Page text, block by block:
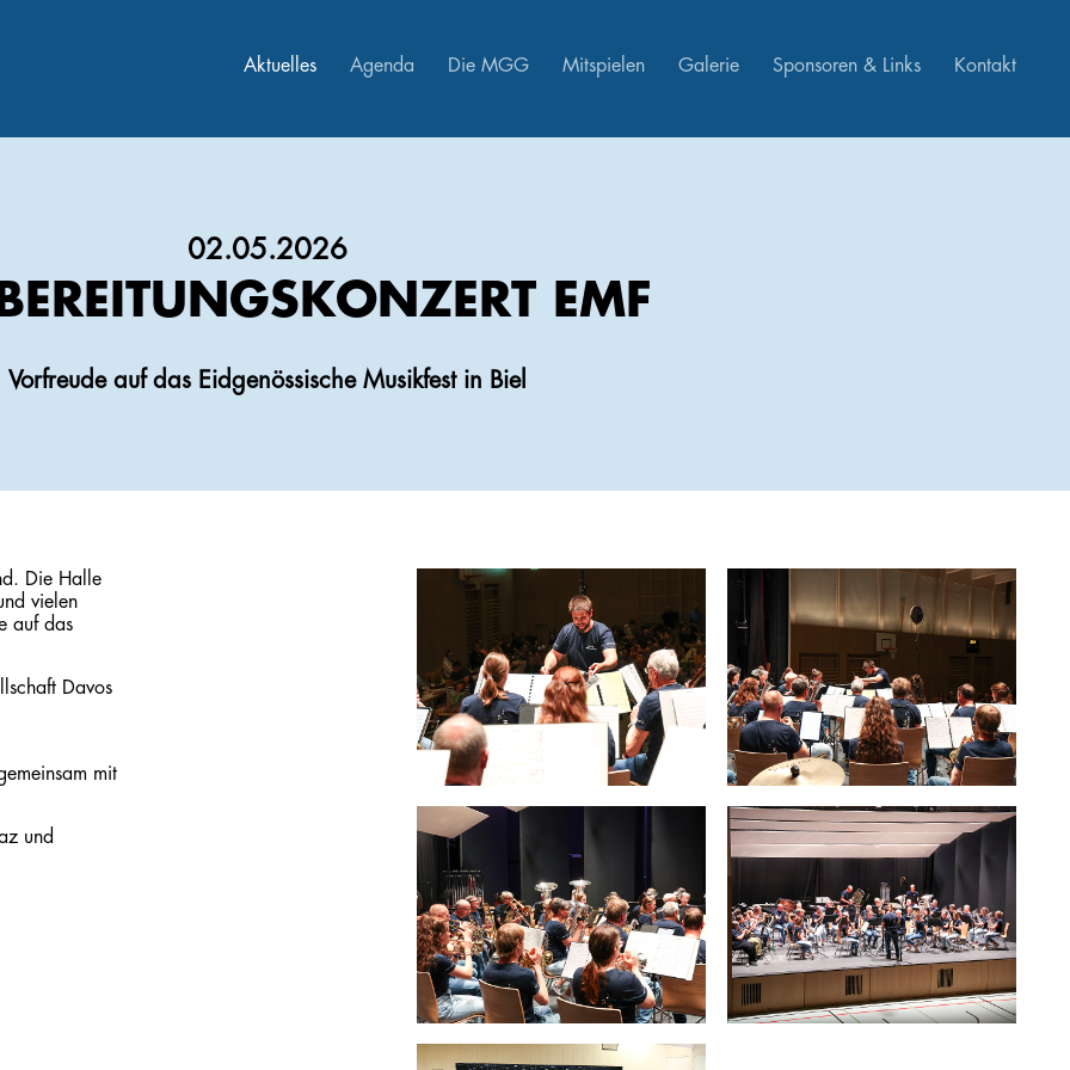
Aktuelles Agenda Die MGG Mitspielen Galerie Sponsoren & Links Kontakt
02.05.2026
EMF
Vorfreude auf das Eidgenössische Musikfest in Biel
Die Halle
vielen
auf das
Davos
mit
und